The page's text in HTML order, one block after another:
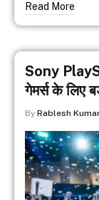
Read More
Sony
गेमर्स के लिए
By Rablesh